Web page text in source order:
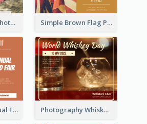
American Flag Photo Memorial Day Celebration Facebook Post Simple Brown Flag Photo Memorial Day Facebook Post
Food Photo Annual Food Fair Invitation Facebook Post Photography Whiskey Day Facebook Post With Details